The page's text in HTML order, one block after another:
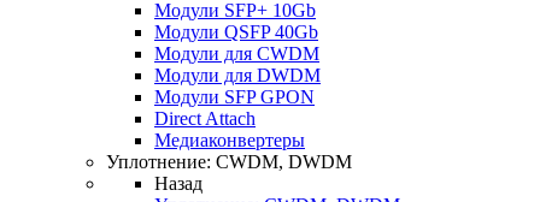
Модули SFP+ 10Gb
Модули QSFP 40Gb
Модули для CWDM
Модули для DWDM
Модули SFP GPON
Direct Attach
Медиаконвертеры
Уплотнение: CWDM, DWDM
Назад